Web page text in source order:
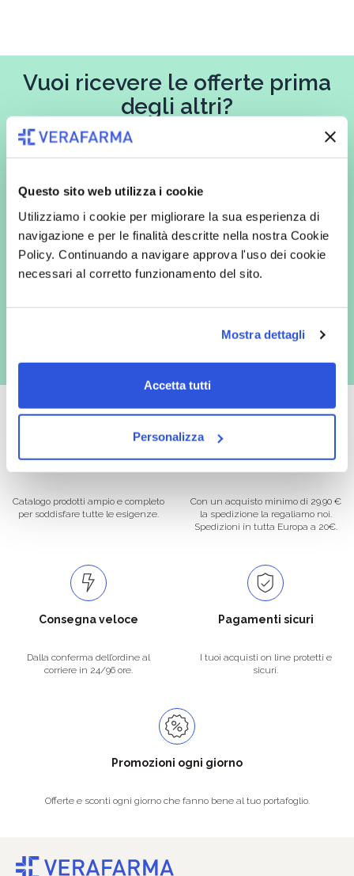
Questo sito web utilizza i cookie
Utilizziamo i cookie per migliorare la sua esperienza di
navigazione e per le finalità descritte nella nostra Cookie
Policy. Continuando a navigare approva l'uso dei cookie
necessari al corretto funzionamento del sito.
Mostra dettagli
Accetta tutti
Personalizza
Vuoi ricevere le offerte prima
degli altri?
Iscriviti alla newsletter
In qualità di interessato, avendo letto l’informativa Privacy Policy
redatta ai sensi del Regolamento EU 2016/679, acconsento
espressamente al trattamento dei miei dati personali per finalità
commerciali da parte di Verafarma, tra cui invio di comunicazioni
marketing (con modalità telematiche - quali ad es. newsletter ed e-mail
Oltre 50.000 prodotti
Catalogo prodotti ampio e completo
per soddisfare tutte le esigenze.
Spedizione gratuita
Con un acquisto minimo di 29.90 €
la spedizione la regaliamo noi.
Spedizioni in tutta Europa a 20€.
Consegna veloce
Dalla conferma dell’ordine al
corriere in 24/96 ore.
Pagamenti sicuri
I tuoi acquisti on line protetti e
sicuri.
Promozioni ogni giorno
Offerte e sconti ogni giorno che fanno bene al tuo portafoglio.